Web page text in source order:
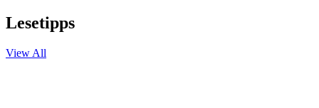
Lesetipps
View All